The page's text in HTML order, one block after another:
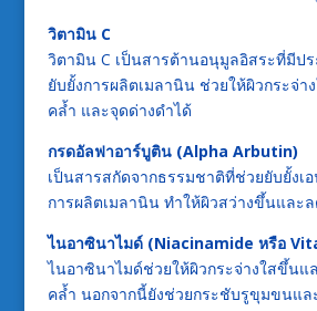
วิตามิน C
วิตามิน C เป็นสารต้านอนุมูลอิสระที่มีป
ยับยั้งการผลิตเมลานิน ช่วยให้ผิวกระจ่า
คล้ำ และจุดด่างดำได้
กรดอัลฟาอาร์บูติน (Alpha Arbutin)
เป็นสารสกัดจากธรรมชาติที่ช่วยยับยั้งเ
การผลิตเมลานิน ทำให้ผิวสว่างขึ้นและ
ไนอาซินาไมด์ (Niacinamide หรือ
ไนอาซินาไมด์ช่วยให้ผิวกระจ่างใสขึ้นแ
คล้ำ นอกจากนี้ยังช่วยกระชับรูขุมขนแล